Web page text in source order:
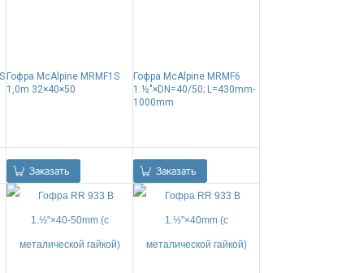
Гофра McAlpine MRMF1S
1,0m 32×40×50
Заказать
Гофра McAlpine MRMF6
1.½"×DN=40/50; L=430mm-
1000mm
Заказать